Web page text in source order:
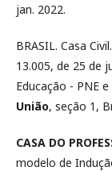
jan. 2022.
BRASIL. Casa
13.005, de 25 de
Educação - PNE
União, seção 1,
CASA DO
modelo de